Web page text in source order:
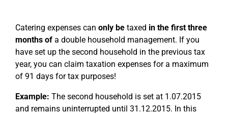
Catering expenses can only be taxed in the first three
months of a double household management. If you
have set up the second household in the previous tax
year, you can claim taxation expenses for a maximum
of 91 days for tax purposes!
Example: The second household is set at 1.07.2015
and remains uninterrupted until 31.12.2015. In this